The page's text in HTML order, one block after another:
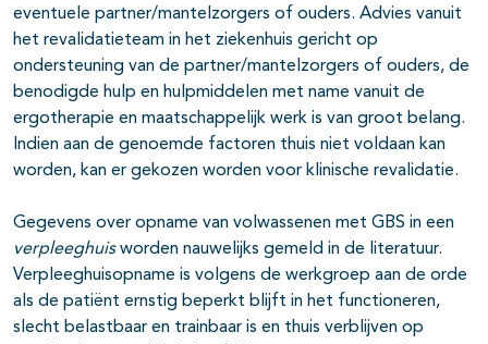
eventuele partner/mantelzorgers of ouders. Advies vanuit
het revalidatieteam in het ziekenhuis gericht op
ondersteuning van de partner/mantelzorgers of ouders, de
benodigde hulp en hulpmiddelen met name vanuit de
ergotherapie en maatschappelijk werk is van groot belang.
Indien aan de genoemde factoren thuis niet voldaan kan
worden, kan er gekozen worden voor klinische revalidatie.
Gegevens over opname van volwassenen met GBS in een
verpleeghuisworden nauwelijks gemeld in de literatuur.
Verpleeghuisopname is volgens de werkgroep aan de orde
als de patiënt ernstig beperkt blijft in het functioneren,
slecht belastbaar en trainbaar is en thuis verblijven op